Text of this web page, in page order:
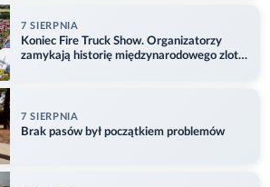
7 SIERPNIA
Koniec Fire Truck Show. Organizatorzy
zamykają historię międzynarodowego zlotu
7 SIERPNIA
Brak pasów był początkiem problemów